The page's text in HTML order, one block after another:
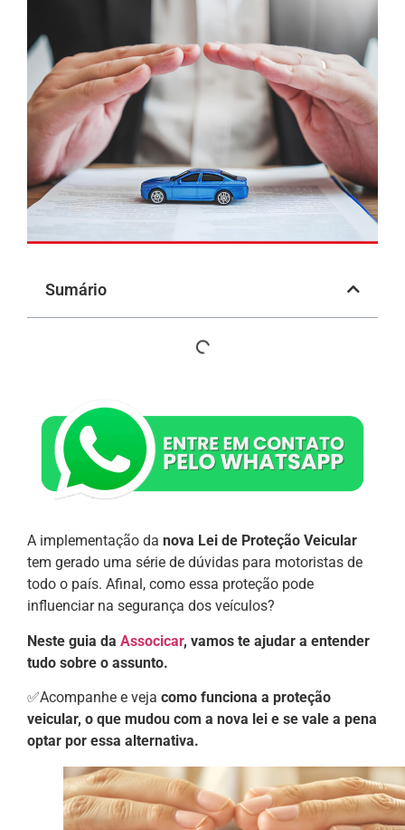
Sumário
A implementação da nova Lei de Proteção Veicular
tem gerado uma série de dúvidas para motoristas de
todo o país. Afinal, como essa proteção pode
influenciar na segurança dos veículos?
Neste guia da Associcar, vamos te ajudar a entender
tudo sobre o assunto.
✅Acompanhe e veja como funciona a proteção
veicular, o que mudou com a nova lei e se vale a pena
optar por essa alternativa.